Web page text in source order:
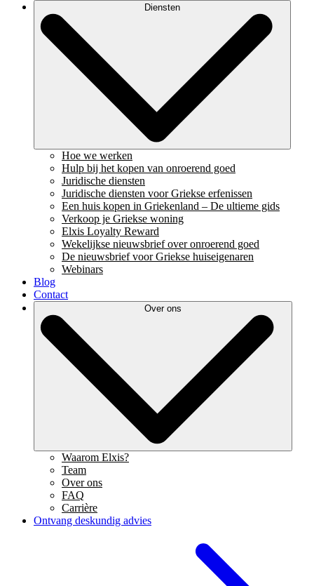
Diensten
Hoe we werken
Hulp bij het kopen van onroerend goed
Juridische diensten
Juridische diensten voor Griekse erfenissen
Een huis kopen in Griekenland – De ultieme gids
Verkoop je Griekse woning
Elxis Loyalty Reward
Wekelijkse nieuwsbrief over onroerend goed
De nieuwsbrief voor Griekse huiseigenaren
Webinars
Blog
Contact
Over ons
Waarom Elxis?
Team
Over ons
FAQ
Carrière
Ontvang deskundig advies